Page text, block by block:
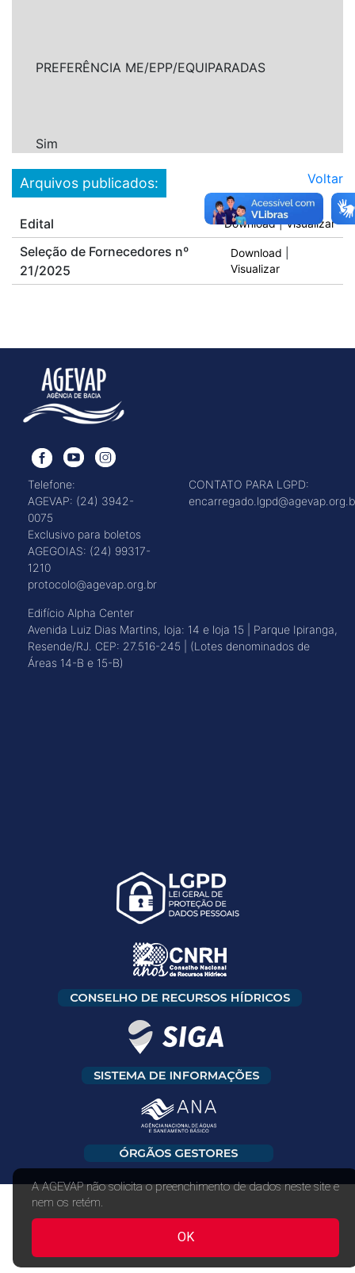
PREFERÊNCIA ME/EPP/EQUIPARADAS
Sim
Arquivos publicados: Voltar
Edital Download|Visualizar
Seleção de Fornecedores nº
21/2025
Download
Visualizar
A AGEVAP não solicita o preenchimento de dados neste site e
nem os retém.
OK
Telefone:
AGEVAP: (24) 3942-
0075
Exclusivo para boletos
AGEGOIAS: (24) 99317-
1210
protocolo@agevap.org.br
CONTATO PARA LGPD:
Edifício Alpha Center
Avenida Luiz Dias Martins, loja: 14 e loja 15 | Parque Ipiranga,
Resende/RJ. CEP: 27.516-245 | (Lotes denominados de
Áreas 14-B e 15-B)